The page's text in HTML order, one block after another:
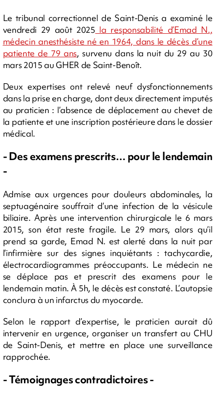
Le tribunal correctionnel de Saint-Denis a examiné le
vendredi 29 août 2025 la responsabilité d’Emad N.,
médecin anesthésiste né en 1964, dans le décès d’une
patiente de 79 ans, survenu dans la nuit du 29 au 30
mars 2015 au GHER de Saint-Benoît.
Deux expertises ont relevé neuf dysfonctionnements
dans la prise en charge, dont deux directement imputés
au praticien : l’absence de déplacement au chevet de
la patiente et une inscription postérieure dans le dossier
médical.
- Des examens prescrits… pour le lendemain
-
Admise aux urgences pour douleurs abdominales, la
septuagénaire souffrait d’une infection de la vésicule
biliaire. Après une intervention chirurgicale le 6 mars
2015, son état reste fragile. Le 29 mars, alors qu’il
prend sa garde, Emad N. est alerté dans la nuit par
l’infirmière sur des signes inquiétants : tachycardie,
électrocardiogrammes préoccupants. Le médecin ne
se déplace pas et prescrit des examens pour le
lendemain matin. À 5h, le décès est constaté. L’autopsie
conclura à un infarctus du myocarde.
Selon le rapport d’expertise, le praticien aurait dû
intervenir en urgence, organiser un transfert au CHU
de Saint-Denis, et mettre en place une surveillance
rapprochée.
- Témoignages contradictoires -